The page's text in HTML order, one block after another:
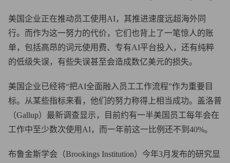
美国企业正在推动员工使用AI，其推进速度远超海外同
行。而作为这一努力的代价，它们也背上了一笔惊人的账
单，包括高昂的词元使用费、专有AI平台投入，还有纯粹
的低级失误，有些失误甚至会造成数亿美元的损失。
美国企业已经将“把AI全面融入员工工作流程”作为重要目
标。从某些指标来看，他们的努力称得上相当成功。盖洛普
（Gallup）最新调查显示，目前约有一半美国员工每年会在
工作中至少数次使用AI，而一年前这一比例还不到40%。
布鲁金斯学会（Brookings Institution）今年3月发布的研究显